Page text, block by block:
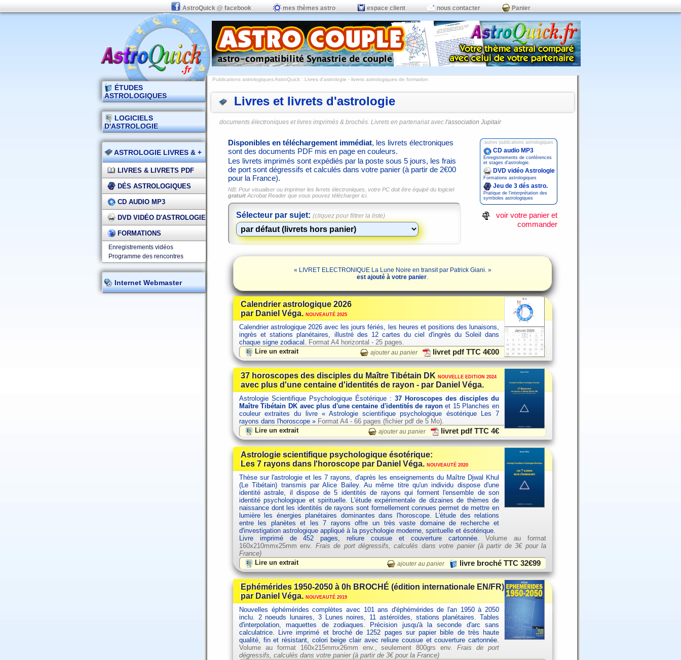
AstroQuick @ facebook mes thèmes astro espace client nous contacter Panier
ÉTUDES
ASTROLOGIQUES
LOGICIELS
D'ASTROLOGIE
ASTROLOGIE LIVRES & +
LIVRES & LIVRETS PDF
DÉS ASTROLOGIQUES
CD AUDIO MP3
DVD VIDÉO D'ASTROLOGIE
FORMATIONS
Enregistrements vidéos
Programme des rencontres
Internet Webmaster
Publications astrologiques AstroQuick : Livres d'astrologie - livrets astrologiques de formation
Livres et livrets d'astrologie
documents électroniques et livres imprimés & brochés. Livrets en partenariat avec l'association Jupitair
Disponibles en téléchargement immédiat, les livrets électroniques
sont des documents PDF mis en page en couleurs.
Les livrets imprimés sont expédiés par la poste sous 5 jours, les frais
de port sont dégressifs et calculés dans votre panier (à partir de 2€00
pour la France).
NB: Pour visualiser ou imprimer les livrets électroniques, votre PC doit être équipé du logiciel
gratuit Acrobat Reader que vous pouvez télécharger ici.
Sélecteur par sujet: (cliquez pour filtrer la liste)
autres publications astrologiques
CD audio MP3
Enregistrements de conférences
et stages d'astrologie.
DVD vidéo Astrologie
Formations astrologiques
Jeu de 3 dés astro.
Pratique de l'interprétation des
symboles astrologiques
voir votre panier et
commander
« LIVRET ELECTRONIQUE La Lune Noire en transit par Patrick Giani. »
est ajouté à votrepanier.
Calendrier astrologique 2026
par Daniel Véga.NOUVEAUTÉ 2025
Calendrier astrologique 2026 avec les jours fériés, les heures et positions des lunaisons,
ingrès et stations planétaires, illustré des 12 cartes du ciel d'ingrès du Soleil dans
chaque signe zodiacal. Format A4 horizontal - 25 pages.
Lire un extrait
ajouter au panier livret pdf TTC4€00
37 horoscopes des disciples du Maître Tibétain DKNOUVELLE EDITION 2024
avec plus d'une centaine d'identités de rayon - par Daniel Véga.
Astrologie Scientifique Psychologique Ésotérique : 37 Horoscopes des disciples du
Maître Tibétain DK avec plus d'une centaine d'identités de rayonet 15 Planches en
couleur extraites du livre « Astrologie scientifique psychologique ésotérique Les 7
rayons dans l'horoscope » Format A4 - 66 pages (fichier pdf de 5 Mo).
Lire un extrait
ajouter au panier livret pdf TTC4€
Astrologie scientifique psychologique ésotérique:
Les 7 rayons dans l'horoscope par Daniel Véga.NOUVEAUTÉ 2020
Thèse sur l'astrologie et les 7 rayons, d'après les enseignements du Maître Djwal Khul
(Le Tibétain) transmis par Alice Bailey. Au même titre qu'un individu dispose d'une
identité astrale, il dispose de 5 identités de rayons qui forment l'ensemble de son
identité psychologique et spirituelle. L'étude expérimentale de dizaines de thèmes de
naissance dont les identités de rayons sont formellement connues permet de mettre en
lumière les énergies planétaires dominantes dans l'horoscope. L'étude des relations
entre les planètes et les 7 rayons offre un très vaste domaine de recherche et
d'investigation astrologique appliqué à la psychologie moderne, spirituelle et ésotérique.
Livre imprimé de 452 pages, reliure cousue et couverture cartonnée.Volume au format
160x210mmx25mm env. Frais de port dégressifs, calculés dans votre panier (à partir de3€ pour la
France)
Lire un extrait
ajouter au panier livre broché TTC32€99
Ephémérides 1950-2050 à 0h BROCHÉ (édition internationale EN/FR)
par Daniel Véga.NOUVEAUTÉ 2019
Nouvelles éphémérides complètes avec 101 ans d'éphémérides de l'an 1950 à 2050
inclu. 2 noeuds lunaires, 3 Lunes noires, 11 astéroïdes, stations planétaires. Tables
d'interpolation, maquettes de zodiaques. Précision jusqu'à la seconde d'arc sans
calculatrice. Livre imprimé et broché de 1252 pages sur papier bible de très haute
qualité, fin et résistant, colori beige clair avec reliure cousue et couverture cartonnée.
Volume au format 160x215mmx26mm env., seulement 800grs env.Frais de port
dégressifs, calculés dans votre panier (à partir de 3€ pour la France)